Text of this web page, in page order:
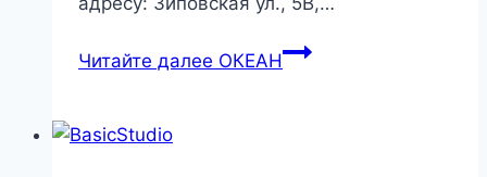
Читайте далее ОКЕАН